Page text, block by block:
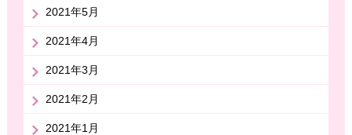
2021年5月
2021年4月
2021年3月
2021年2月
2021年1月